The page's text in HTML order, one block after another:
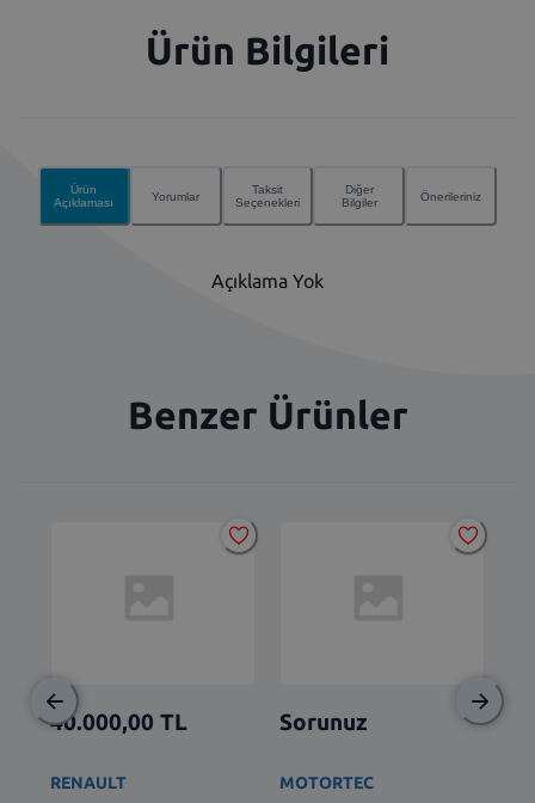
Ürün Bilgileri
Ürün
Açıklaması
Yorumlar
Taksit
Seçenekleri
Diğer
Bilgiler
Önerileriniz
Açıklama Yok
Benzer Ürünler
40.000,00 TL
RENAULT
Sorunuz
MOTORTEC